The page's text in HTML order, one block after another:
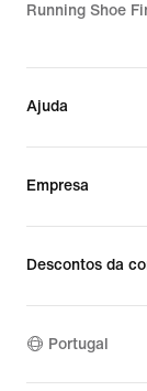
Running Shoe
Ajuda
Empresa
Descontos da
Portugal